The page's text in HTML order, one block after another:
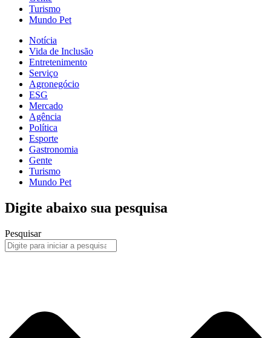
Turismo
Mundo Pet
Notícia
Vida de Inclusão
Entretenimento
Serviço
Agronegócio
ESG
Mercado
Agência
Política
Esporte
Gastronomia
Gente
Turismo
Mundo Pet
Digite abaixo sua pesquisa
Pesquisar